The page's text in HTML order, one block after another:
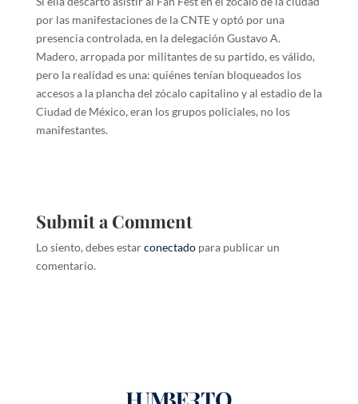
por las manifestaciones de la CNTE y optó por una
presencia controlada, en la delegación Gustavo A.
Madero, arropada por militantes de su partido, es válido,
pero la realidad es una: quiénes tenían bloqueados los
accesos a la plancha del zócalo capitalino y al estadio de la
Ciudad de México, eran los grupos policiales, no los
manifestantes.
Submit a Comment
Lo siento, debes estarconectadopara publicar un
comentario.